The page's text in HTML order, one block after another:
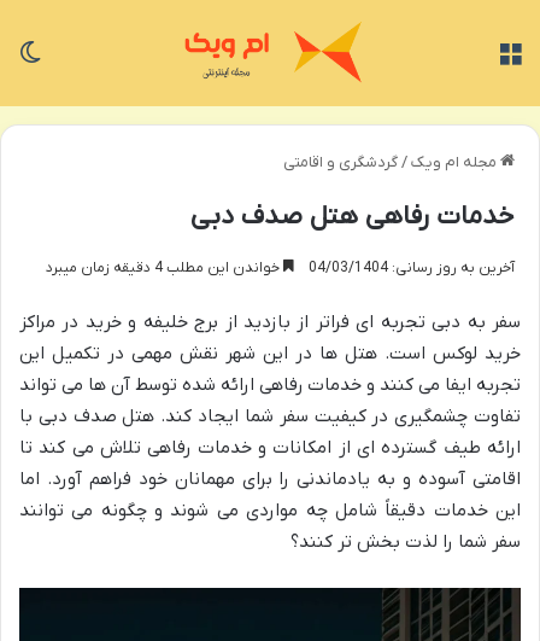
مجله ام ویک/گردشگری و اقامتی
خدمات رفاهی هتل صدف دبی
آخرین به روز رسانی: 04/03/1404 خواندن این مطلب 4 دقیقه زمان میبرد
سفر به دبی تجربه ای فراتر از بازدید از برج خلیفه و خرید در مراکز
خرید لوکس است. هتل ها در این شهر نقش مهمی در تکمیل این
تجربه ایفا می کنند و خدمات رفاهی ارائه شده توسط آن ها می تواند
تفاوت چشمگیری در کیفیت سفر شما ایجاد کند. هتل صدف دبی با
ارائه طیف گسترده ای از امکانات و خدمات رفاهی تلاش می کند تا
اقامتی آسوده و به یادماندنی را برای مهمانان خود فراهم آورد. اما
این خدمات دقیقاً شامل چه مواردی می شوند و چگونه می توانند
سفر شما را لذت بخش تر کنند؟